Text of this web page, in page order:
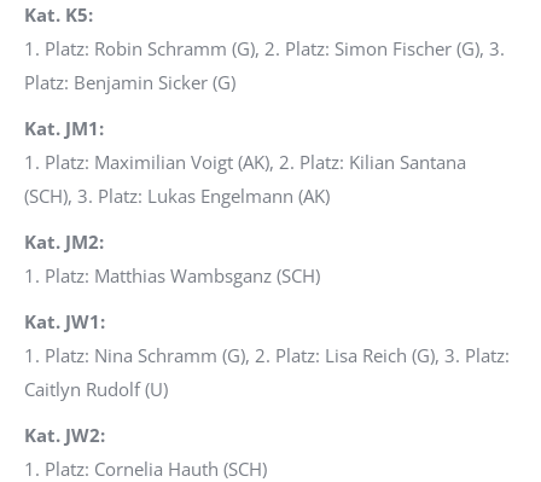
Kat. K5:
1. Platz: Robin Schramm (G), 2. Platz: Simon Fischer (G), 3.
Platz: Benjamin Sicker (G)
Kat. JM1:
1. Platz: Maximilian Voigt (AK), 2. Platz: Kilian Santana
(SCH), 3. Platz: Lukas Engelmann (AK)
Kat. JM2:
1. Platz: Matthias Wambsganz (SCH)
Kat. JW1:
1. Platz: Nina Schramm (G), 2. Platz: Lisa Reich (G), 3. Platz:
Caitlyn Rudolf (U)
Kat. JW2:
1. Platz: Cornelia Hauth (SCH)